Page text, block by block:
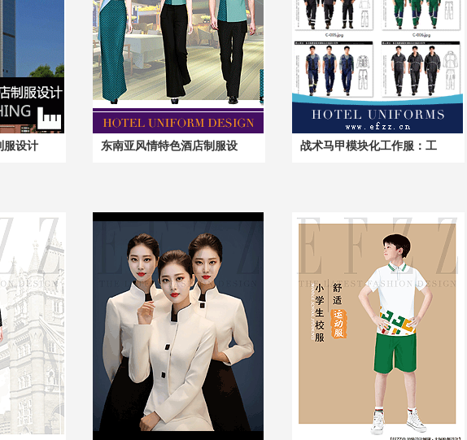
服设计 东南亚风情特色酒店制服设 战术马甲模块化工作服：工